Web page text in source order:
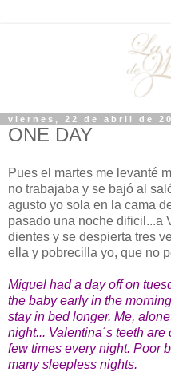
viernes, 22 de abril de
ONE DAY
Pues el martes me levanté
no trabajaba y se bajó al
agusto yo sola en la cama
pasado una noche dificil...a
dientes y se despierta tres
ella y pobrecilla yo, que no
Miguel had a day off on
the baby early in the
stay in bed longer. Me,
night... Valentina´s teeth
few times every night. Poor
many sleepless nights.